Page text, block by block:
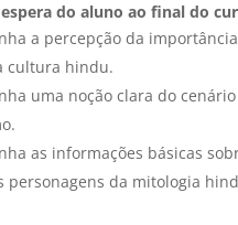
do aluno ao final do
a percepção da
cultura hindu.
uma noção clara do
as informações básicas
personagens da mitologia